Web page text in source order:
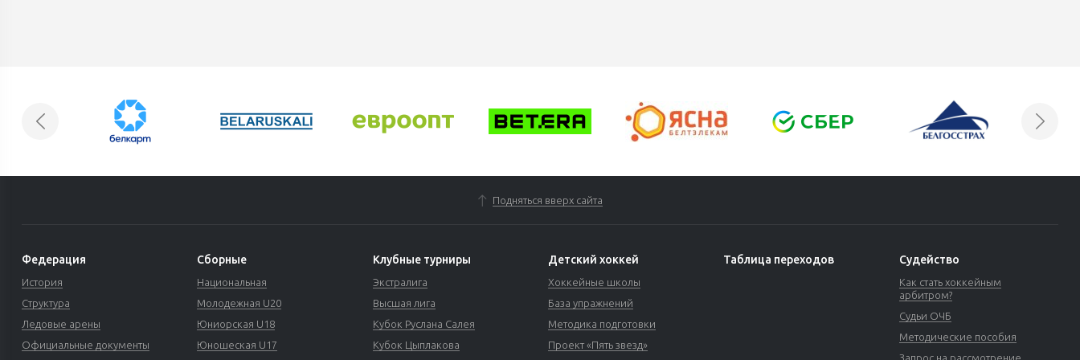
Подняться вверх сайта
Федерация
История
Структура
Ледовые арены
Официальные документы
Сборные
Национальная
Молодежная U20
Юниорская U18
Юношеская U17
Клубные турниры
Экстралига
Высшая лига
Кубок Руслана Салея
Кубок Цыплакова
Детский хоккей
Хоккейные школы
База упражнений
Методика подготовки
Проект «Пять звезд»
Таблица переходов Судейство
Как стать хоккейным
арбитром?
Судьи ОЧБ
Методические пособия
Запрос на рассмотрение